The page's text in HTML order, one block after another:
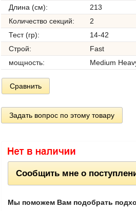
Длина (см):
213
Количество секций:
2
Тест (гр):
14-42
Строй:
Fast
мощность:
Medium
Сравнить
Задать вопрос по этому товару
Сообщить мне о
Мы поможем Вам подобрать